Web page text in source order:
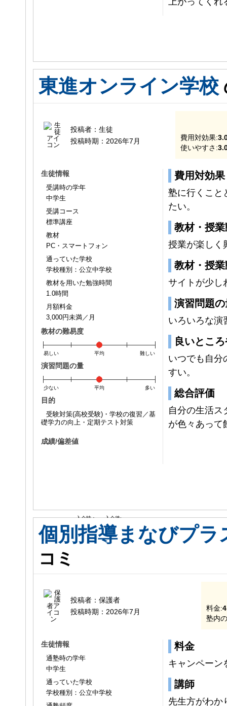
東進オンライン学校
投稿者： 生徒
投稿時期： 2026年7月 費用対効果:
使いやすさ:
生徒情報
受講時の学年
中学生
受講コース
標準講座
教材
PC・スマートフォン
通っていた学校
学校種別：公立中学校
教材を用いた勉強時間
1.0時間
月額料金
3,000円未満／月
教材の難易度
易しい 平均 難しい
演習問題の量
少ない 平均 多い
目的
受験対策(高校受験)・学校の復習／基
礎学力の向上・定期テスト対策
成績/偏差値
入会時： 入会後:
費用対効果
塾に行くこと
たい。
教材・授
授業が楽しく
教材・授
サイトが少し
演習問題の
いろいろな演
良いとこ
いつでも自分
すい。
総合評価
自分の生活ス
が色々あって
個別指導まなびプラ
コミ
投稿者： 保護者
投稿時期： 2026年7月 料金:
塾内
生徒情報
通塾時の学年
中学生
通っていた学校
学校種別：公立中学校
料金
キャンペーン
講師
先生方がわか